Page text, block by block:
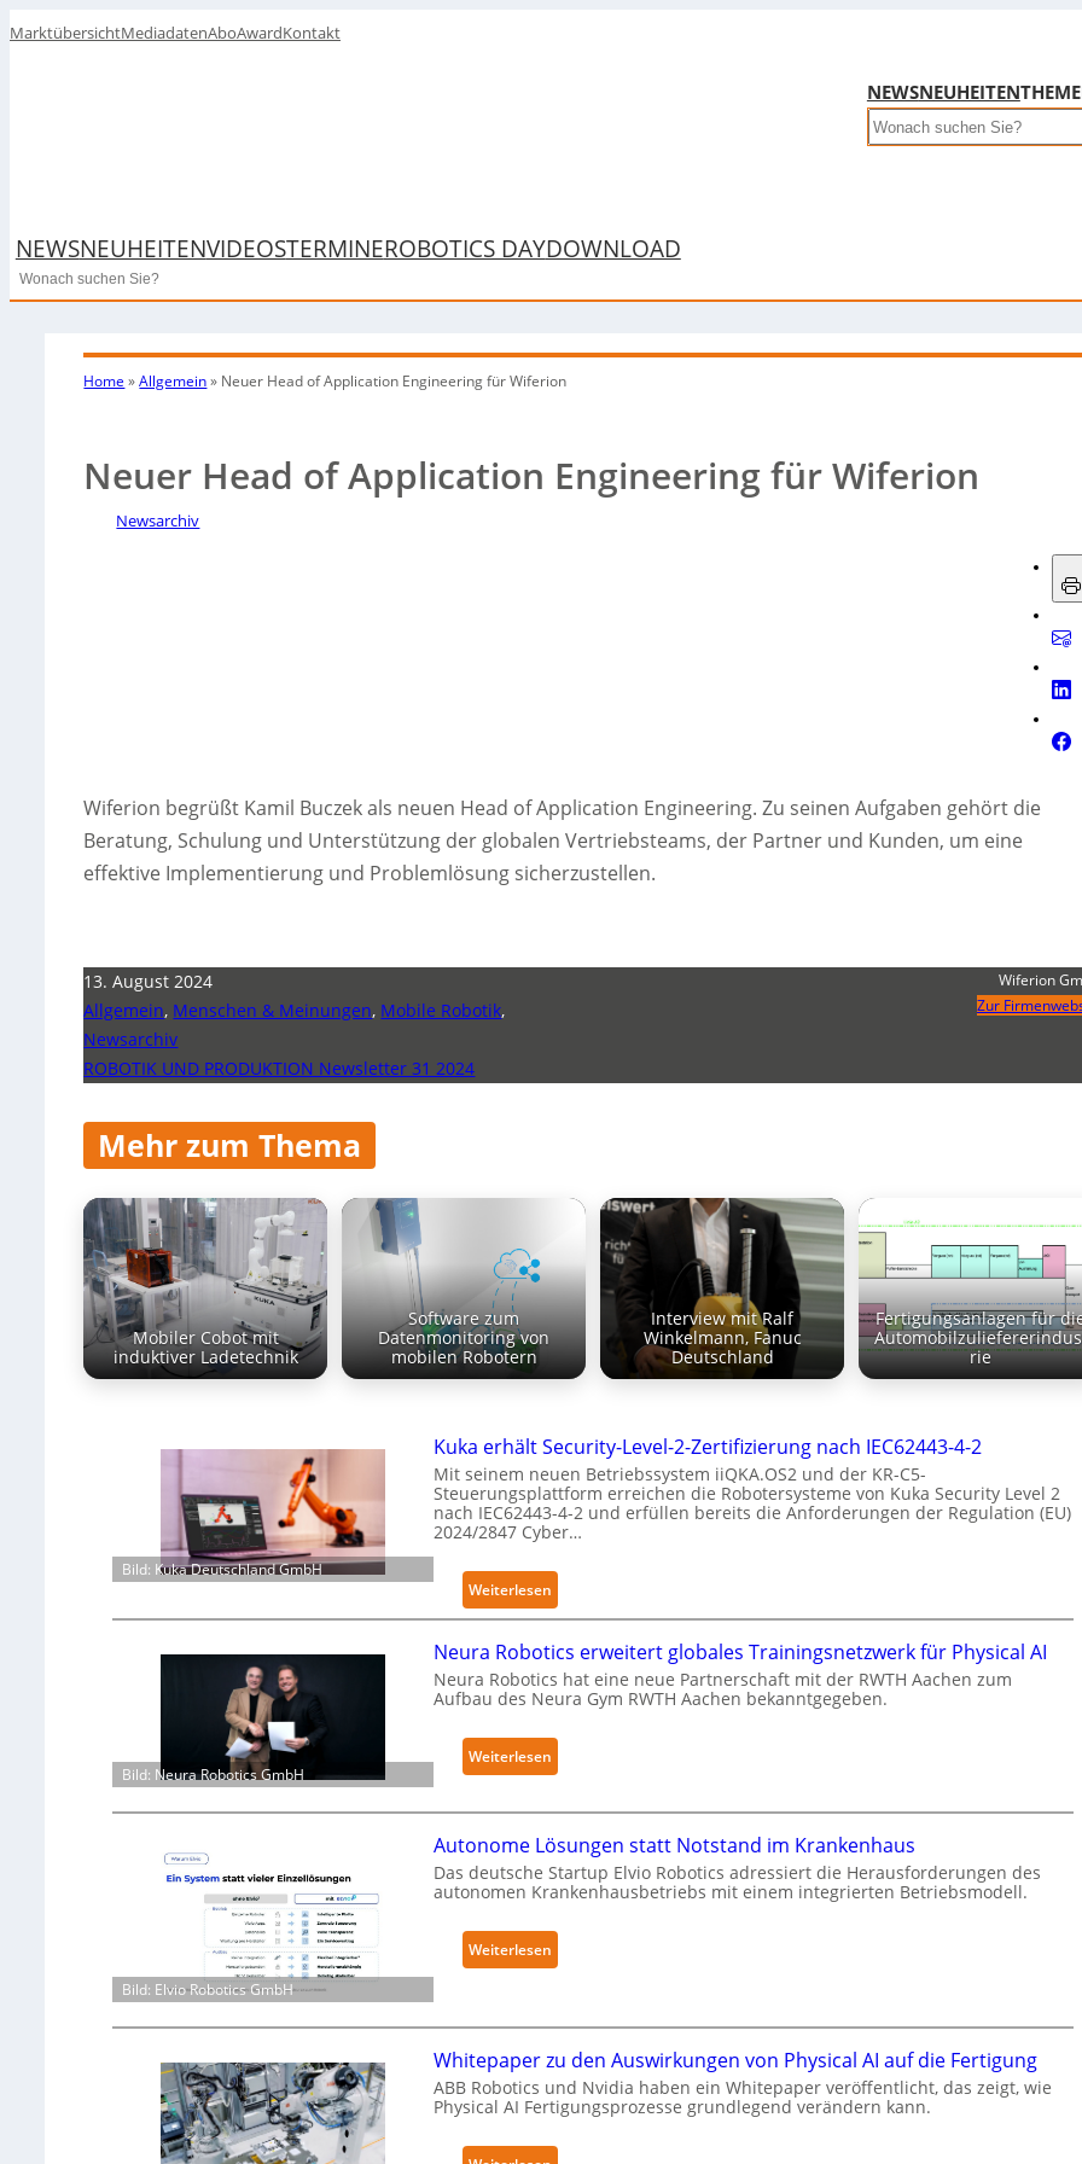
MarktübersichtMediadatenAboAwardKontakt
NEWSNEUHEITEN
Search
NEWSNEUHEITENVIDEOSTERMINEROBOTICS DAYDOWNLOAD
Search
Home »Allgemein» Neuer Head of Application Engineering für Wiferion
Neuer Head of Application Engineering für Wiferion
Newsarchiv
Wiferion begrüßt Kamil Buczek als neuen Head of Application Engineering. Zu seinen Aufgaben gehört die
Beratung, Schulung und Unterstützung der globalen Vertriebsteams, der Partner und Kunden, um eine
effektive Implementierung und Problemlösung sicherzustellen.
13. August 2024
Allgemein, Menschen & Meinungen, Mobile Robotik,
Newsarchiv
ROBOTIK UND PRODUKTION Newsletter 31 2024
Wiferion
Zur
Mehr zum Thema
Mobiler Cobot mit
induktiver Ladetechnik
Software zum
Datenmonitoring von
mobilen Robotern
Interview mit Ralf
Winkelmann, Fanuc
Deutschland
Fertigungsanlagen für
rie
Bild: Kuka Deutschland GmbH
Kuka erhält Security-Level-2-Zertifizierung nach IEC62443-4-2
Mit seinem neuen Betriebssystem iiQKA.OS2 und der KR-C5-
Steuerungsplattform erreichen die Robotersysteme von Kuka Security Level 2
nach IEC62443-4-2 und erfüllen bereits die Anforderungen der Regulation (EU)
2024/2847 Cyber…
Weiterlesen:
K
k
a
r
h
l
t
S
e
u
r
-
L
v
Bild: Neura Robotics GmbH
Neura Robotics erweitert globales Trainingsnetzwerk für Physical AI
Neura Robotics hat eine neue Partnerschaft mit der RWTH Aachen zum
Aufbau des Neura Gym RWTH Aachen bekanntgegeben.
Weiterlesen:
N
r
a
o
b
i
c
s
e
Bild: Elvio Robotics GmbH
Autonome Lösungen statt Notstand im Krankenhaus
Das deutsche Startup Elvio Robotics adressiert die Herausforderungen des
autonomen Krankenhausbetriebs mit einem integrierten Betriebsmodell.
Weiterlesen:
A
t
o
e
Whitepaper zu den Auswirkungen von Physical AI auf die Fertigung
ABB Robotics und Nvidia haben ein Whitepaper veröffentlicht, das zeigt, wie
Physical AI Fertigungsprozesse grundlegend verändern kann.